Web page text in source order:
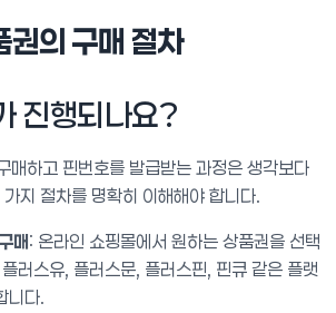
권의 구매 절차
진행되나요?
매하고 핀번호를 발급받는 과정은 생각보다
지 절차를 명확히 이해해야 합니다.
매: 온라인 쇼핑몰에서 원하는 상품권을 선택
러스유, 플러스문, 플러스핀, 핀큐 같은 플랫
니다.